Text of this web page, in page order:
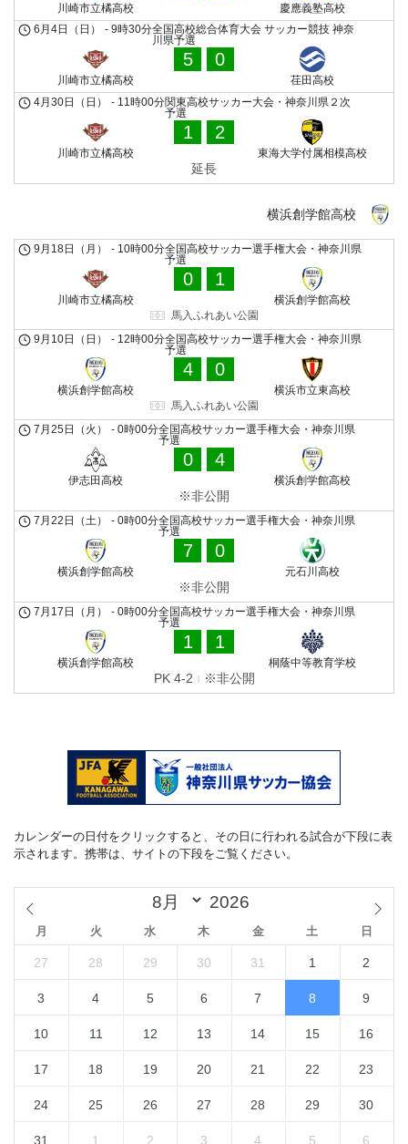
川崎市立橘高校
慶應義塾高校
全国高校総合体育大会 サッカー競技 神奈
川県予選
6月4日（日） - 9時30分
川崎市立橘高校
5 0
荏田高校
関東高校サッカー大会・神奈川県２次
予選
4月30日（日） - 11時00分
川崎市立橘高校
1 2
東海大学付属相模高校
延長
横浜創学館高校
全国高校サッカー選手権大会・神奈川県
予選
9月18日（月） - 10時00分
川崎市立橘高校
0 1
横浜創学館高校
馬入ふれあい公園
全国高校サッカー選手権大会・神奈川県
予選
9月10日（日） - 12時00分
横浜創学館高校
4 0
横浜市立東高校
馬入ふれあい公園
全国高校サッカー選手権大会・神奈川県
予選
7月25日（火） - 0時00分
伊志田高校
0 4
横浜創学館高校
※非公開
全国高校サッカー選手権大会・神奈川県
予選
7月22日（土） - 0時00分
横浜創学館高校
7 0
元石川高校
※非公開
全国高校サッカー選手権大会・神奈川県
予選
7月17日（月） - 0時00分
横浜創学館高校
1 1
桐蔭中等教育学校
PK 4-2 ※非公開
カレンダーの日付をクリックすると、その日に行われる試合が下段に表
示されます。携帯は、サイトの下段をご覧ください。
月 火 水 木 金 土 日
27 28 29 30 31 1 2
3 4 5 6 7 8 9
10 11 12 13 14 15 16
17 18 19 20 21 22 23
24 25 26 27 28 29 30
31 1 2 3 4 5 6